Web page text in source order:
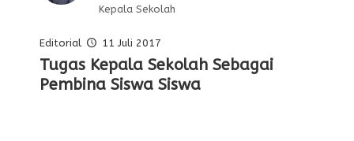
Kepala Sekolah
Pelajaran Serta Keteladanan Dari
Para Pahlawan
Editorial 11 Juli 2017
Tugas Kepala Sekolah Sebagai
Pembina Siswa Siswa
Editorial Oleh Kepala Sekolah
Membentuk Karakter Siswa Di
Sekolah